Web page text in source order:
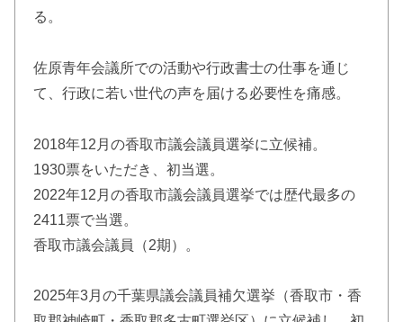
る。
佐原青年会議所での活動や行政書士の仕事を通じ
て、行政に若い世代の声を届ける必要性を痛感。
2018年12月の香取市議会議員選挙に立候補。
1930票をいただき、初当選。
2022年12月の香取市議会議員選挙では歴代最多の
2411票で当選。
香取市議会議員（2期）。
2025年3月の千葉県議会議員補欠選挙（香取市・香